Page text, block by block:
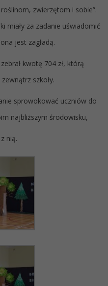
zwierzętom i sobie”.
miały za zadanie uświadomić
jest zagładą.
kwotę 704 zł, którą
szkoły.
sprowokować uczniów do
najbliższym środowisku,
nią.